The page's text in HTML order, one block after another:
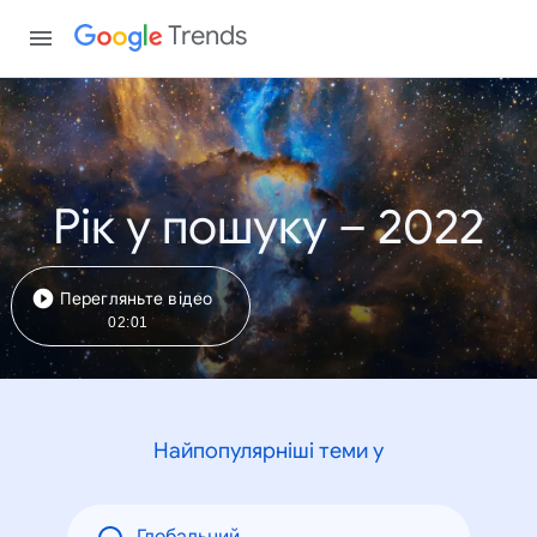
Trends
Рік у пошуку – 2022
Перегляньте відео
02:01
Найпопулярніші теми у